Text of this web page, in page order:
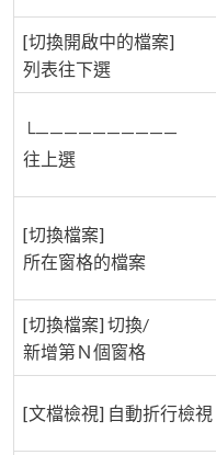
[切換開啟中的檔案]
列表往下選
└——————————
往上選
[切換檔案]
所在窗格的檔案
[切換檔案] 切換/
新增第Ｎ個窗格
[文檔檢視] 自動折行檢視